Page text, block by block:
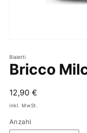
Bialetti
Bricco
Normaler
Preis
12,90 €
inkl. MwSt.
Anzahl